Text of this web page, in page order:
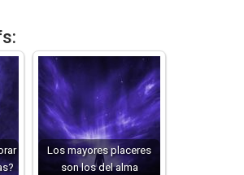
Los mayores placeres
son los del alma